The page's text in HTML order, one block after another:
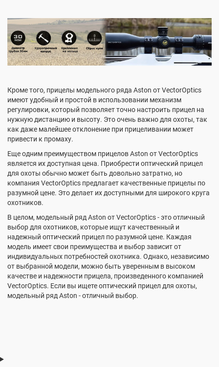
Кроме того, прицелы модельного ряда Aston от VectorOptics
имеют удобный и простой в использовании механизм
регулировки, который позволяет точно настроить прицел на
нужную дистанцию и высоту. Это очень важно для охоты, так
как даже малейшее отклонение при прицеливании может
привести к промаху.
Еще одним преимуществом прицелов Aston от VectorOptics
является их доступная цена. Приобрести оптический прицел
для охоты обычно может быть довольно затратно, но
компания VectorOptics предлагает качественные прицелы по
разумной цене. Это делает их доступными для широкого круга
охотников.
В целом, модельный ряд Aston от VectorOptics - это отличный
выбор для охотников, которые ищут качественный и
надежный оптический прицел по разумной цене. Каждая
модель имеет свои преимущества и выбор зависит от
индивидуальных потребностей охотника. Однако, независимо
от выбранной модели, можно быть уверенным в высоком
качестве и надежности прицела, произведенного компанией
VectorOptics. Если вы ищете оптический прицел для охоты,
модельный ряд Aston - отличный выбор.